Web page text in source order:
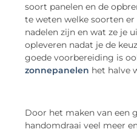
soort panelen en de
te weten welke soorten
nadelen zijn en wat ze je
opleveren nadat je de
goede voorbereiding is
zonnepanelen het halve
Door het maken van een
handomdraai veel meer